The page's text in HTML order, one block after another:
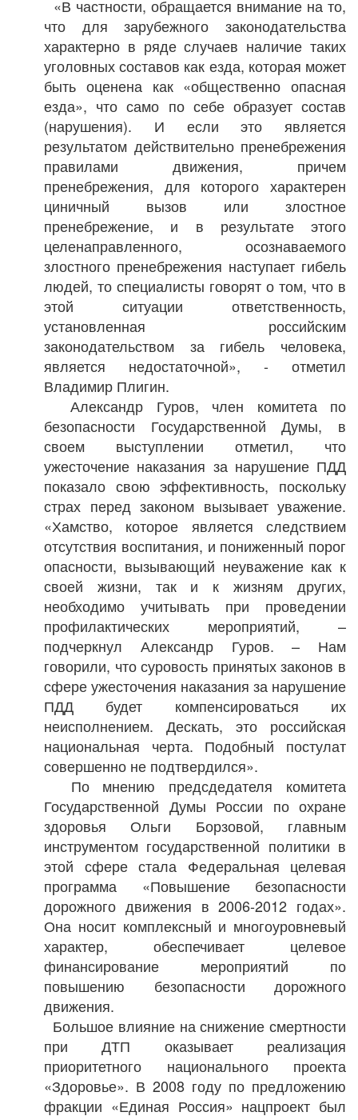
«В частности, обращается внимание на то,
что для зарубежного законодательства
характерно в ряде случаев наличие таких
уголовных составов как езда, которая может
быть оценена как «общественно опасная
езда», что само по себе образует состав
(нарушения). И если это является
результатом действительно пренебрежения
правилами движения, причем
пренебрежения, для которого характерен
циничный вызов или злостное
пренебрежение, и в результате этого
целенаправленного, осознаваемого
злостного пренебрежения наступает гибель
людей, то специалисты говорят о том, что в
этой ситуации ответственность,
установленная российским
законодательством за гибель человека,
является недостаточной», - отметил
Владимир Плигин.
Александр Гуров, член комитета по
безопасности Государственной Думы, в
своем выступлении отметил, что
ужесточение наказания за нарушение ПДД
показало свою эффективность, поскольку
страх перед законом вызывает уважение.
«Хамство, которое является следствием
отсутствия воспитания, и пониженный порог
опасности, вызывающий неуважение как к
своей жизни, так и к жизням других,
необходимо учитывать при проведении
профилактических мероприятий, –
подчеркнул Александр Гуров. – Нам
говорили, что суровость принятых законов в
сфере ужесточения наказания за нарушение
ПДД будет компенсироваться их
неисполнением. Дескать, это российская
национальная черта. Подобный постулат
совершенно не подтвердился».
По мнению предсдедателя комитета
Государственной Думы России по охране
здоровья Ольги Борзовой, главным
инструментом государственной политики в
этой сфере стала Федеральная целевая
программа «Повышение безопасности
дорожного движения в 2006-2012 годах».
Она носит комплексный и многоуровневый
характер, обеспечивает целевое
финансирование мероприятий по
повышению безопасности дорожного
движения.
Большое влияние на снижение смертности
при ДТП оказывает реализация
приоритетного национального проекта
«Здоровье». В 2008 году по предложению
фракции «Единая Россия» нацпроект был